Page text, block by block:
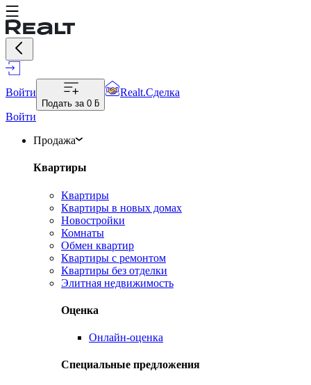
Войти
Подать за 0 ƃ
Realt.Сделка
Войти
Продажа
Квартиры
Квартиры
Квартиры в новых домах
Новостройки
Комнаты
Обмен квартир
Квартиры с ремонтом
Квартиры без отделки
Элитная недвижимость
Оценка
Онлайн-оценка
Специальные предложения